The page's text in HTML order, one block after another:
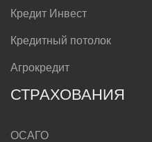
Кредит Инвест
Кредитный потолок
Агрокредит
СТРАХОВАНИЯ
ОСАГО